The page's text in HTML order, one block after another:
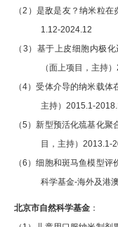
（2 ）是敌是友？纳米粒在
1.12-2024.12
（ 3 ）基于上皮细胞内极
（面上项目，主持）
（4）受体介导的纳米载体
主持） 2015.1-
（5 ）新型预活化巯基化聚
目，主持） 2013.1-
（6 ）细胞和斑马鱼模型评
科学基金-海外及港
北京市自然科学基金 ：